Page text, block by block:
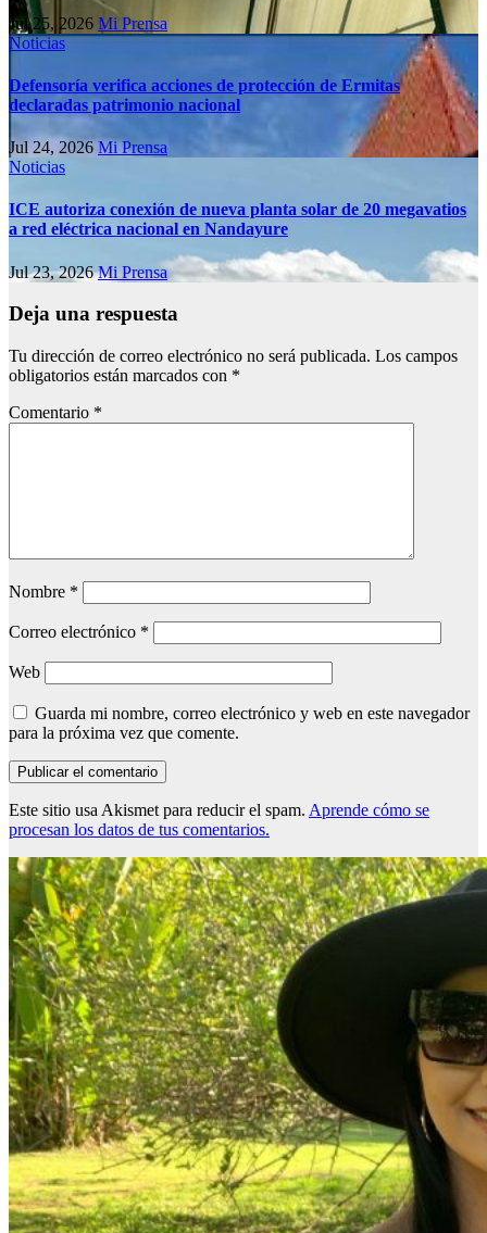
Jul 25, 2026 Mi Prensa
Noticias
Defensoría verifica acciones de protección de Ermitas
declaradas patrimonio nacional
Jul 24, 2026Mi Prensa
Noticias
ICE autoriza conexión de nueva planta solar de 20 megavatios
a red eléctrica nacional en Nandayure
Jul 23, 2026Mi Prensa
Deja una respuesta
Tu dirección de correo electrónico no será publicada. Los campos
obligatorios están marcados con *
Comentario *
Nombre *
Correo electrónico *
Web
Guarda mi nombre, correo electrónico y web en este navegador
para la próxima vez que comente.
Este sitio usa Akismet para reducir el spam. Aprende cómo se
procesan los datos de tus comentarios.